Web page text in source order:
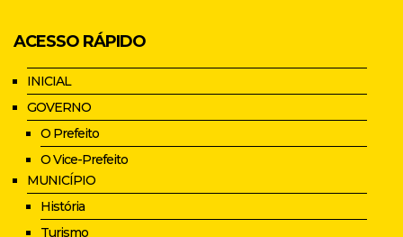
ACESSO RÁPIDO
INICIAL
GOVERNO
O Prefeito
O Vice-Prefeito
MUNICÍPIO
História
Turismo